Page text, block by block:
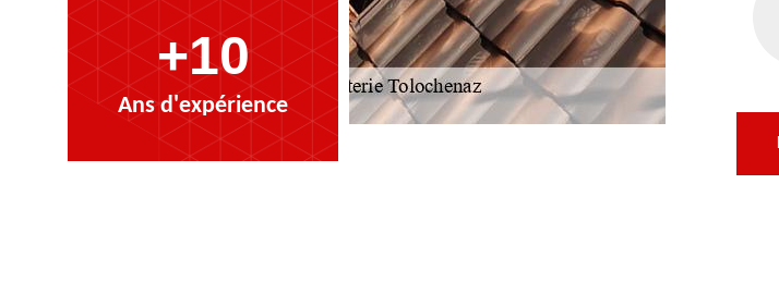
+10
Ans d'expérience